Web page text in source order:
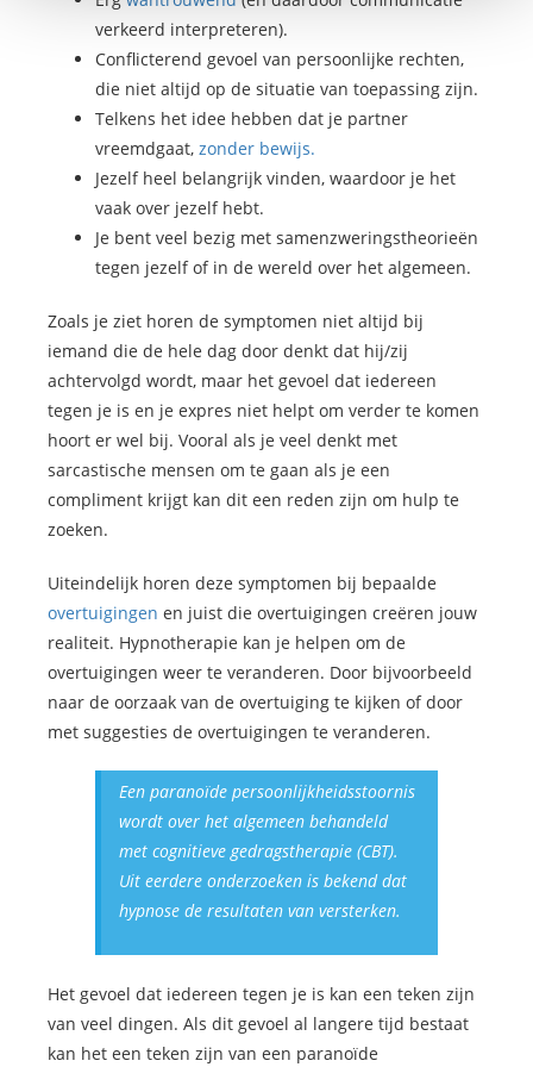
verkeerd interpreteren).
Conflicterend gevoel van persoonlijke rechten,
die niet altijd op de situatie van toepassing zijn.
Telkens het idee hebben dat je partner
vreemdgaat, zonder bewijs.
Jezelf heel belangrijk vinden, waardoor je het
vaak over jezelf hebt.
Je bent veel bezig met samenzweringstheorieën
tegen jezelf of in de wereld over het algemeen.
Zoals je ziet horen de symptomen niet altijd bij
iemand die de hele dag door denkt dat hij/zij
achtervolgd wordt, maar het gevoel dat iedereen
tegen je is en je expres niet helpt om verder te komen
hoort er wel bij. Vooral als je veel denkt met
sarcastische mensen om te gaan als je een
compliment krijgt kan dit een reden zijn om hulp te
zoeken.
Uiteindelijk horen deze symptomen bij bepaalde
overtuigingen en juist die overtuigingen creëren jouw
realiteit. Hypnotherapie kan je helpen om de
overtuigingen weer te veranderen. Door bijvoorbeeld
naar de oorzaak van de overtuiging te kijken of door
met suggesties de overtuigingen te veranderen.
Een paranoïde persoonlijkheidsstoornis
wordt over het algemeen behandeld
met cognitieve gedragstherapie (CBT).
Uit eerdere onderzoeken is bekend dat
hypnose de resultaten van versterken.
Het gevoel dat iedereen tegen je is kan een teken zijn
van veel dingen. Als dit gevoel al langere tijd bestaat
kan het een teken zijn van een paranoïde